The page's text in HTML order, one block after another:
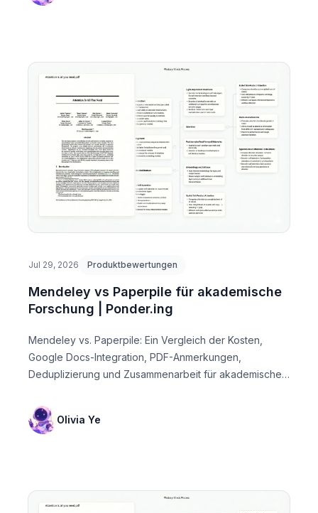
Jul 29, 2026 Produktbewertungen
Mendeley vs Paperpile für akademische
Forschung | Ponder.ing
Mendeley vs. Paperpile: Ein Vergleich der Kosten,
Google Docs-Integration, PDF-Anmerkungen,
Deduplizierung und Zusammenarbeit für akademische
Olivia Ye